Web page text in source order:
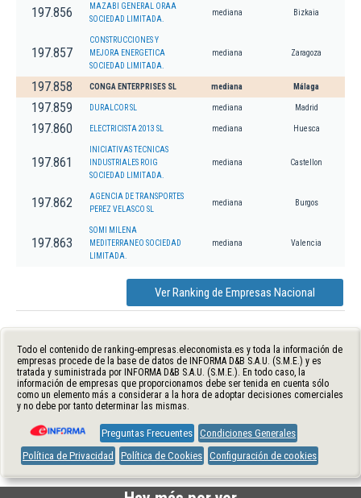
197.856
MAZABI GENERAL ORAA
SOCIEDAD LIMITADA.
mediana Bizkaia
197.857
CONSTRUCCIONES Y
MEJORA ENERGETICA
SOCIEDAD LIMITADA.
mediana Zaragoza
197.858 CONGA ENTERPRISES SL mediana Málaga
197.859 DURALCOR SL mediana Madrid
197.860 ELECTRICISTA 2013 SL mediana Huesca
197.861
INICIATIVAS TECNICAS
INDUSTRIALES ROIG
SOCIEDAD LIMITADA.
mediana Castellon
197.862
AGENCIA DE TRANSPORTES
PEREZ VELASCO SL
mediana Burgos
197.863
SOMI MILENA
MEDITERRANEO SOCIEDAD
LIMITADA.
mediana Valencia
Ver Ranking de Empresas Nacional
Todo el contenido de ranking-empresas.eleconomista.es y toda la información de
empresas procede de la base de datos de INFORMA D&B S.A.U. (S.M.E.) y es
tratada y suministrada por INFORMA D&B S.A.U. (S.M.E.). En todo caso, la
información de empresas que proporcionamos debe ser tenida en cuenta sólo
como un elemento más a considerar a la hora de adoptar decisiones comerciales
y no debe por tanto determinar las mismas.
Preguntas Frecuentes Condiciones Generales
Política de Privacidad
Política de Cookies Configuración de cookies